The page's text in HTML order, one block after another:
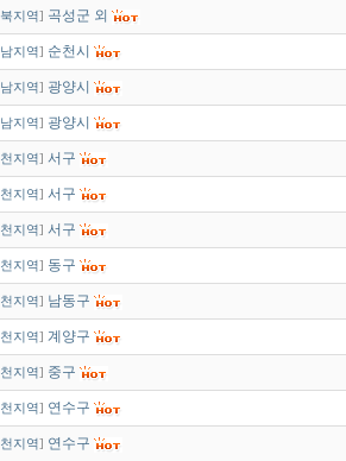
지역] 곡성군 외
지역] 순천시
지역] 광양시
지역] 광양시
지역] 서구
지역] 서구
지역] 서구
지역] 동구
지역] 남동구
지역] 계양구
지역] 중구
지역] 연수구
지역] 연수구